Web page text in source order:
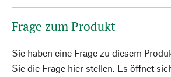
Frage zum Produkt
Sie haben eine Frage zu diesem
Sie die Frage hier stellen. Es öffnet